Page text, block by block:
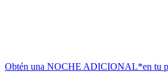
Obtén una NOCHE ADICIONAL*en tu